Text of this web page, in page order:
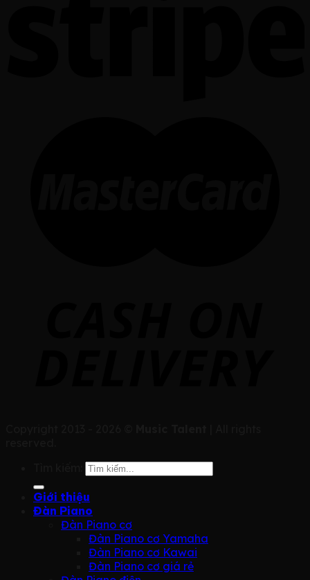
Giới thiệu
Đàn Piano
Đàn Piano cơ
Đàn Piano cơ Yamaha
Đàn Piano cơ Kawai
Đàn Piano cơ giá rẻ